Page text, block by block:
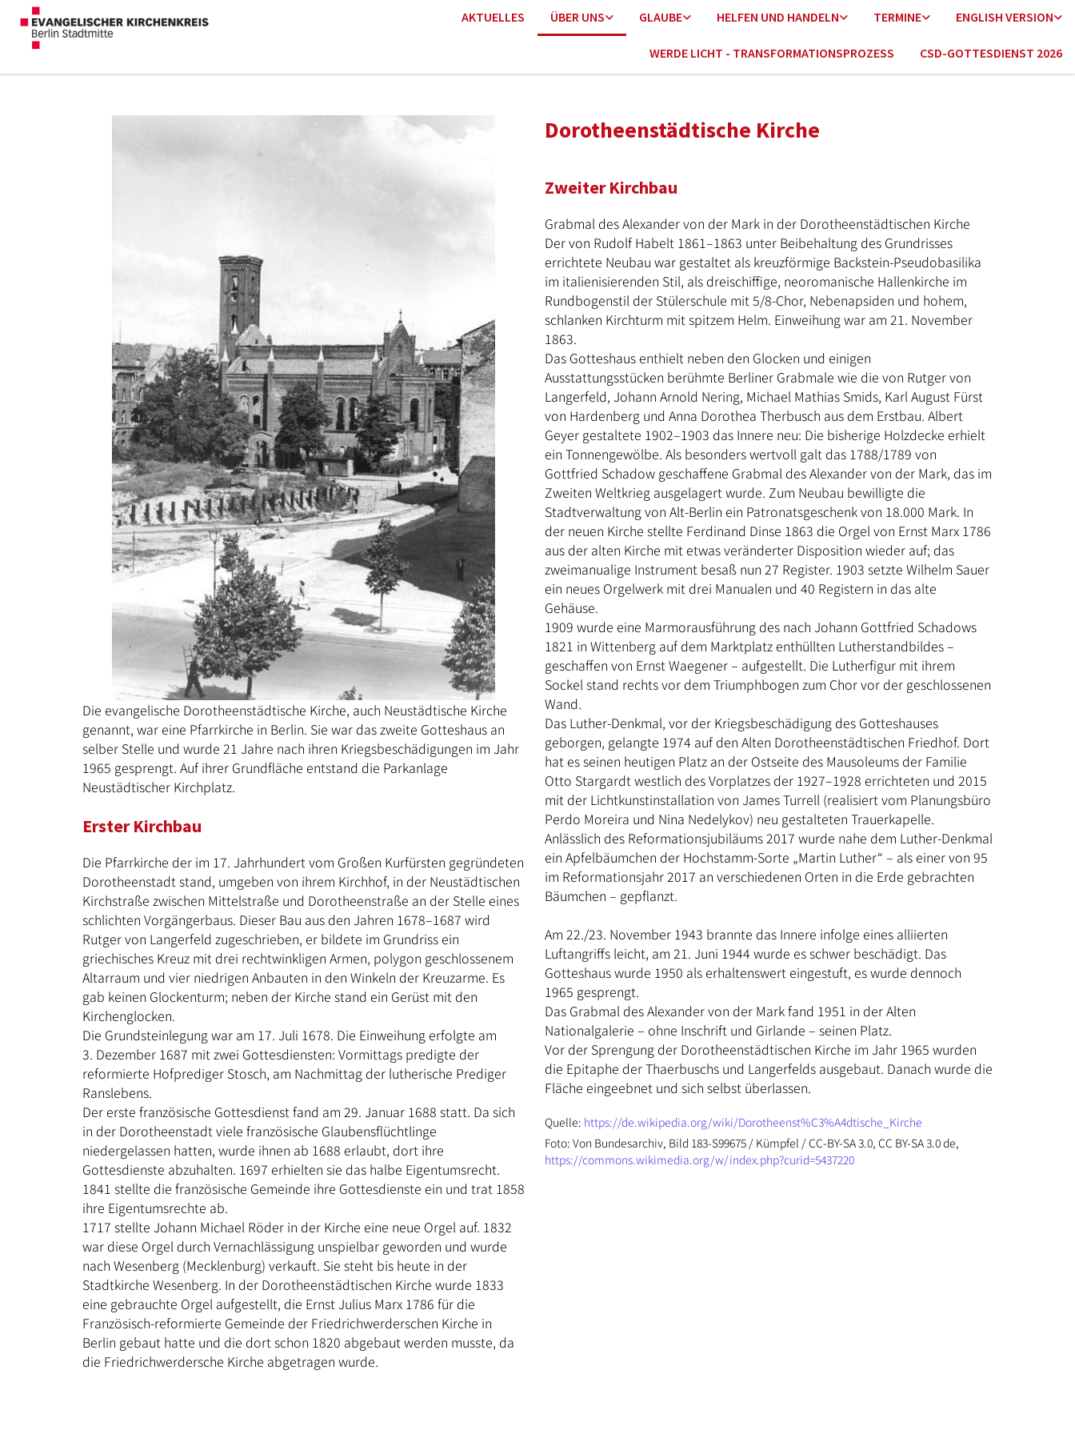
AKTUELLES ÜBER UNS GLAUBE HELFEN UND HANDELN TERMINE ENGLISH VERSION
WERDE LICHT - TRANSFORMATIONSPROZESS CSD-GOTTESDIENST 2026
Die evangelische Dorotheenstädtische Kirche, auch Neustädtische Kirche
genannt, war eine Pfarrkirche in Berlin. Sie war das zweite Gotteshaus an
selber Stelle und wurde 21 Jahre nach ihren Kriegsbeschädigungen im Jahr
1965 gesprengt. Auf ihrer Grundfläche entstand die Parkanlage
Neustädtischer Kirchplatz.
Erster Kirchbau
Die Pfarrkirche der im 17. Jahrhundert vom Großen Kurfürsten gegründeten
Dorotheenstadt stand, umgeben von ihrem Kirchhof, in der Neustädtischen
Kirchstraße zwischen Mittelstraße und Dorotheenstraße an der Stelle eines
schlichten Vorgängerbaus. Dieser Bau aus den Jahren 1678–1687 wird
Rutger von Langerfeld zugeschrieben, er bildete im Grundriss ein
griechisches Kreuz mit drei rechtwinkligen Armen, polygon geschlossenem
Altarraum und vier niedrigen Anbauten in den Winkeln der Kreuzarme. Es
gab keinen Glockenturm; neben der Kirche stand ein Gerüst mit den
Kirchenglocken.
Die Grundsteinlegung war am 17. Juli 1678. Die Einweihung erfolgte am
3. Dezember 1687 mit zwei Gottesdiensten: Vormittags predigte der
reformierte Hofprediger Stosch, am Nachmittag der lutherische Prediger
Ranslebens.
Der erste französische Gottesdienst fand am 29. Januar 1688 statt. Da sich
in der Dorotheenstadt viele französische Glaubensflüchtlinge
niedergelassen hatten, wurde ihnen ab 1688 erlaubt, dort ihre
Gottesdienste abzuhalten. 1697 erhielten sie das halbe Eigentumsrecht.
1841 stellte die französische Gemeinde ihre Gottesdienste ein und trat 1858
ihre Eigentumsrechte ab.
1717 stellte Johann Michael Röder in der Kirche eine neue Orgel auf. 1832
war diese Orgel durch Vernachlässigung unspielbar geworden und wurde
nach Wesenberg (Mecklenburg) verkauft. Sie steht bis heute in der
Stadtkirche Wesenberg. In der Dorotheenstädtischen Kirche wurde 1833
eine gebrauchte Orgel aufgestellt, die Ernst Julius Marx 1786 für die
Französisch-reformierte Gemeinde der Friedrichwerderschen Kirche in
Berlin gebaut hatte und die dort schon 1820 abgebaut werden musste, da
die Friedrichwerdersche Kirche abgetragen wurde.
Dorotheenstädtische Kirche
Zweiter Kirchbau
Grabmal des Alexander von der Mark in der Dorotheenstädtischen Kirche
Der von Rudolf Habelt 1861–1863 unter Beibehaltung des Grundrisses
errichtete Neubau war gestaltet als kreuzförmige Backstein-Pseudobasilika
im italienisierenden Stil, als dreischiffige, neoromanische Hallenkirche im
Rundbogenstil der Stülerschule mit 5/8-Chor, Nebenapsiden und hohem,
schlanken Kirchturm mit spitzem Helm. Einweihung war am 21. November
1863.
Das Gotteshaus enthielt neben den Glocken und einigen
Ausstattungsstücken berühmte Berliner Grabmale wie die von Rutger von
Langerfeld, Johann Arnold Nering, Michael Mathias Smids, Karl August Fürst
von Hardenberg und Anna Dorothea Therbusch aus dem Erstbau. Albert
Geyer gestaltete 1902–1903 das Innere neu: Die bisherige Holzdecke erhielt
ein Tonnengewölbe. Als besonders wertvoll galt das 1788/1789 von
Gottfried Schadow geschaffene Grabmal des Alexander von der Mark, das im
Zweiten Weltkrieg ausgelagert wurde. Zum Neubau bewilligte die
Stadtverwaltung von Alt-Berlin ein Patronatsgeschenk von 18.000 Mark. In
der neuen Kirche stellte Ferdinand Dinse 1863 die Orgel von Ernst Marx 1786
aus der alten Kirche mit etwas veränderter Disposition wieder auf; das
zweimanualige Instrument besaß nun 27 Register. 1903 setzte Wilhelm Sauer
ein neues Orgelwerk mit drei Manualen und 40 Registern in das alte
Gehäuse.
1909 wurde eine Marmorausführung des nach Johann Gottfried Schadows
1821 in Wittenberg auf dem Marktplatz enthüllten Lutherstandbildes –
geschaffen von Ernst Waegener – aufgestellt. Die Lutherfigur mit ihrem
Sockel stand rechts vor dem Triumphbogen zum Chor vor der geschlossenen
Wand.
Das Luther-Denkmal, vor der Kriegsbeschädigung des Gotteshauses
geborgen, gelangte 1974 auf den Alten Dorotheenstädtischen Friedhof. Dort
hat es seinen heutigen Platz an der Ostseite des Mausoleums der Familie
Otto Stargardt westlich des Vorplatzes der 1927–1928 errichteten und 2015
mit der Lichtkunstinstallation von James Turrell (realisiert vom Planungsbüro
Perdo Moreira und Nina Nedelykov) neu gestalteten Trauerkapelle.
Anlässlich des Reformationsjubiläums 2017 wurde nahe dem Luther-Denkmal
ein Apfelbäumchen der Hochstamm-Sorte „Martin Luther“ – als einer von 95
im Reformationsjahr 2017 an verschiedenen Orten in die Erde gebrachten
Bäumchen – gepflanzt.
Am 22./23. November 1943 brannte das Innere infolge eines alliierten
Luftangriffs leicht, am 21. Juni 1944 wurde es schwer beschädigt. Das
Gotteshaus wurde 1950 als erhaltenswert eingestuft, es wurde dennoch
1965 gesprengt.
Das Grabmal des Alexander von der Mark fand 1951 in der Alten
Nationalgalerie – ohne Inschrift und Girlande – seinen Platz.
Vor der Sprengung der Dorotheenstädtischen Kirche im Jahr 1965 wurden
die Epitaphe der Thaerbuschs und Langerfelds ausgebaut. Danach wurde die
Fläche eingeebnet und sich selbst überlassen.
Quelle: https://de.wikipedia.org/wiki/Dorotheenst%C3%A4dtische_Kirche
Foto: Von Bundesarchiv, Bild 183-S99675 / Kümpfel / CC-BY-SA 3.0, CC BY-SA 3.0 de,
https://commons.wikimedia.org/w/index.php?curid=5437220